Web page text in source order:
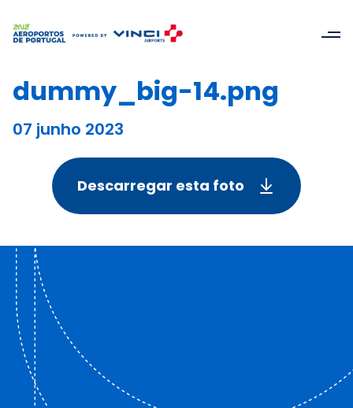
dummy_big-14.png
07 junho 2023
Descarregar esta foto